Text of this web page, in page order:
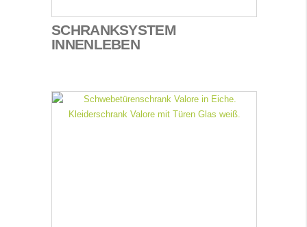
SCHRANKSYSTEM
INNENLEBEN